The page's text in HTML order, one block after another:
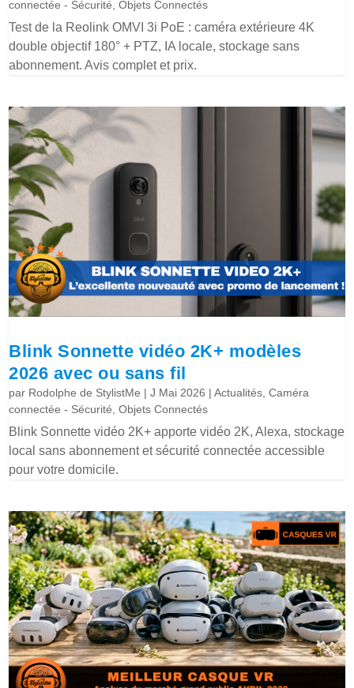
connectée - Sécurité ,Objets Connectés
Test de la Reolink OMVI 3i PoE : caméra extérieure 4K
double objectif 180° + PTZ, IA locale, stockage sans
abonnement. Avis complet et prix.
Blink Sonnette vidéo 2K+ modèles
2026 avec ou sans fil
par Rodolphe de StylistMe |J Mai 2026 |Actualités ,Caméra
connectée - Sécurité ,Objets Connectés
Blink Sonnette vidéo 2K+ apporte vidéo 2K, Alexa, stockage
local sans abonnement et sécurité connectée accessible
pour votre domicile.